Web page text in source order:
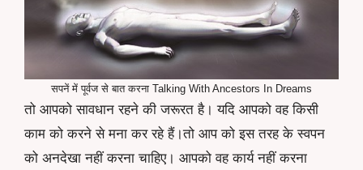
सपनें में पूर्वज से बात करना Talking With Ancestors In Dreams
तो आपको सावधान रहने की जरूरत है। यदि आपको वह किसी
काम को करने से मना कर रहे हैं।तो आप को इस तरह के स्वपन
को अनदेखा नहीं करना चाहिए। आपको वह कार्य नहीं करना